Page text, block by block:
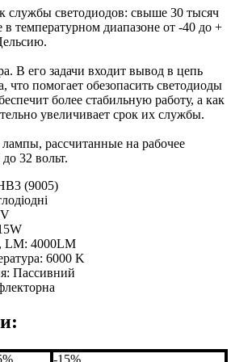
службы светодиодов: свыше 30 тысяч
в температурном диапазоне от -40 до +
В его задачи входит вывод в цепь
что помогает обезопасить светодиоды
более стабильную работу, а как
увеличивает срок их службы.
рассчитанные на рабочее
32 вольт.
(9005)
LM: 4000LM
6000 K
Пассивний
-15%